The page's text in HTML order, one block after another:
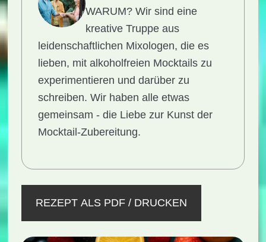
WARUM?Wir sind eine
kreative Truppe aus
leidenschaftlichen Mixologen, die es
lieben, mit alkoholfreien Mocktails zu
experimentieren und darüber zu
schreiben. Wir haben alle etwas
gemeinsam - die Liebe zur Kunst der
Mocktail-Zubereitung.
REZEPT ALS PDF / DRUCKEN